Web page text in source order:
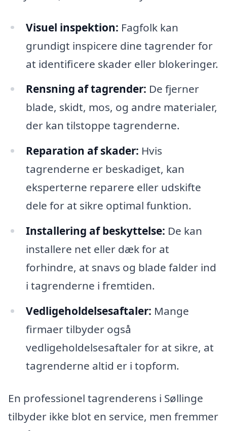
Visuel inspektion: Fagfolk kan
grundigt inspicere dine tagrender for
at identificere skader eller blokeringer.
Rensning af tagrender: De fjerner
blade, skidt, mos, og andre materialer,
der kan tilstoppe tagrenderne.
Reparation af skader: Hvis
tagrenderne er beskadiget, kan
eksperterne reparere eller udskifte
dele for at sikre optimal funktion.
Installering af beskyttelse: De kan
installere net eller dæk for at
forhindre, at snavs og blade falder ind
i tagrenderne i fremtiden.
Vedligeholdelsesaftaler: Mange
firmaer tilbyder også
vedligeholdelsesaftaler for at sikre, at
tagrenderne altid er i topform.
En professionel tagrenderens i Søllinge
tilbyder ikke blot en service, men fremmer